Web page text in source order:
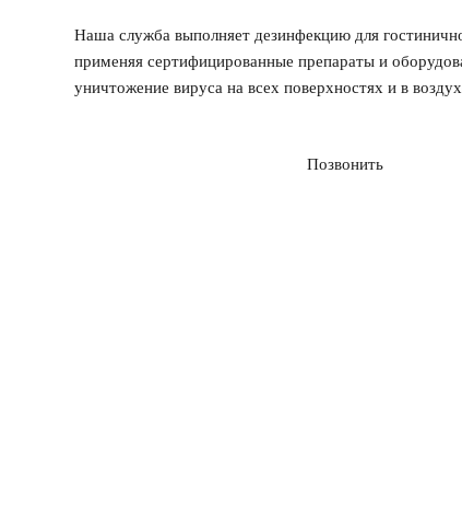
Наша служба выполняет дезинфекцию для
применяя сертифицированные препараты и
уничтожение вируса на всех поверхностях и в
Позвонить